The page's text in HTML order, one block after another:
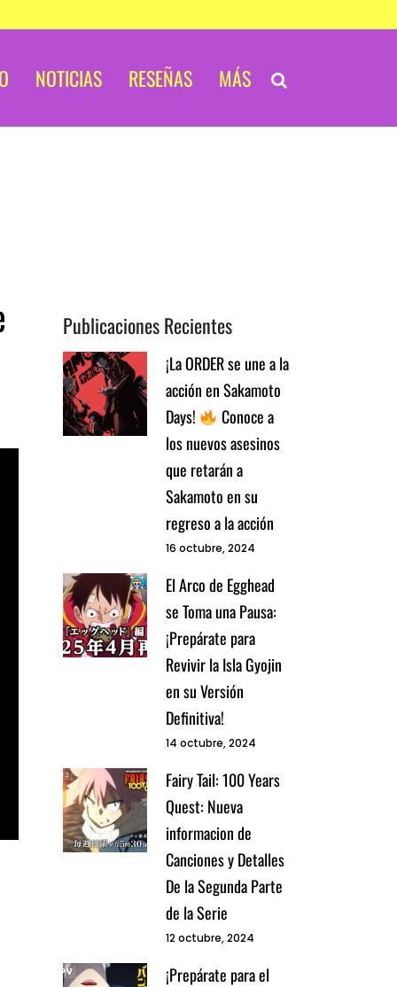
NOTICIAS RESEÑAS MÁS
Publicaciones Recientes
¡La ORDER se une a la
acción en Sakamoto
Days!
Conoce a
los nuevos asesinos
que retarán a
Sakamoto en su
regreso a la acción
16 octubre, 2024
El Arco de Egghead
se Toma una Pausa:
¡Prepárate para
Revivir la Isla Gyojin
en su Versión
Definitiva!
14 octubre, 2024
Fairy Tail: 100 Years
Quest: Nueva
informacion de
Canciones y Detalles
De la Segunda Parte
de la Serie
12 octubre, 2024
¡Prepárate para el